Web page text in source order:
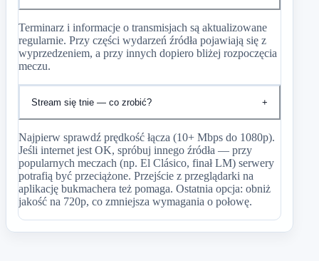
Terminarz i informacje o transmisjach są aktualizowane
regularnie. Przy części wydarzeń źródła pojawiają się z
wyprzedzeniem, a przy innych dopiero bliżej rozpoczęcia
meczu.
Stream się tnie — co zrobić? +
Najpierw sprawdź prędkość łącza (10+ Mbps do 1080p).
Jeśli internet jest OK, spróbuj innego źródła — przy
popularnych meczach (np. El Clásico, finał LM) serwery
potrafią być przeciążone. Przejście z przeglądarki na
aplikację bukmachera też pomaga. Ostatnia opcja: obniż
jakość na 720p, co zmniejsza wymagania o połowę.